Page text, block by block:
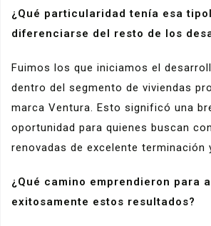
¿Qué particularidad tenía esa
diferenciarse del resto de los
Fuimos los que iniciamos el
dentro del segmento de viviendas
marca Ventura. Esto significó una
oportunidad para quienes buscan
renovadas de excelente terminación
¿Qué camino emprendieron para
exitosamente estos resultados?